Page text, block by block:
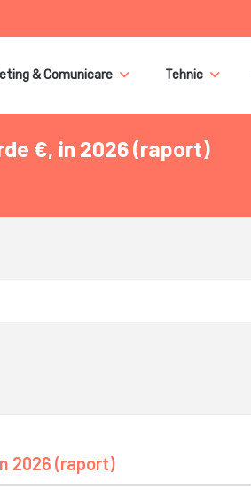
& Comunicare Tehnic
€, in 2026 (raport)
2026 (raport)